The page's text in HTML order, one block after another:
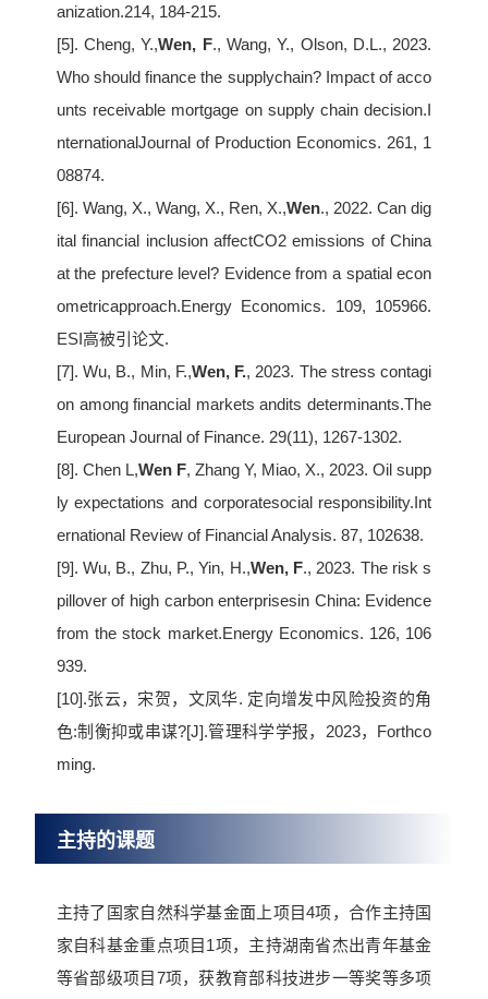
anization.214, 184-215.
[5]. Cheng, Y.,Wen, F., Wang, Y., Olson, D.L., 2023.
Who should finance the supplychain? Impact of acco
unts receivable mortgage on supply chain decision.I
nternationalJournal of Production Economics. 261, 1
08874.
[6]. Wang, X., Wang, X., Ren, X.,Wen., 2022. Can dig
ital financial inclusion affectCO2 emissions of China
at the prefecture level? Evidence from a spatial econ
ometricapproach.Energy Economics. 109, 105966.
ESI高被引论文.
[7]. Wu, B., Min, F.,Wen, F., 2023. The stress contagi
on among financial markets andits determinants.The
European Journal of Finance. 29(11), 1267-1302.
[8]. Chen L,Wen F, Zhang Y, Miao, X., 2023. Oil supp
ly expectations and corporatesocial responsibility.Int
ernational Review of Financial Analysis. 87, 102638.
[9]. Wu, B., Zhu, P., Yin, H.,Wen, F., 2023. The risk s
pillover of high carbon enterprisesin China: Evidence
from the stock market.Energy Economics. 126, 106
939.
[10].张云，宋贺，文凤华. 定向增发中风险投资的角
色:制衡抑或串谋?[J].管理科学学报，2023，Forthco
ming.
主持的课题
主持了国家自然科学基金面上项目4项，合作主持国
家自科基金重点项目1项，主持湖南省杰出青年基金
等省部级项目7项，获教育部科技进步一等奖等多项